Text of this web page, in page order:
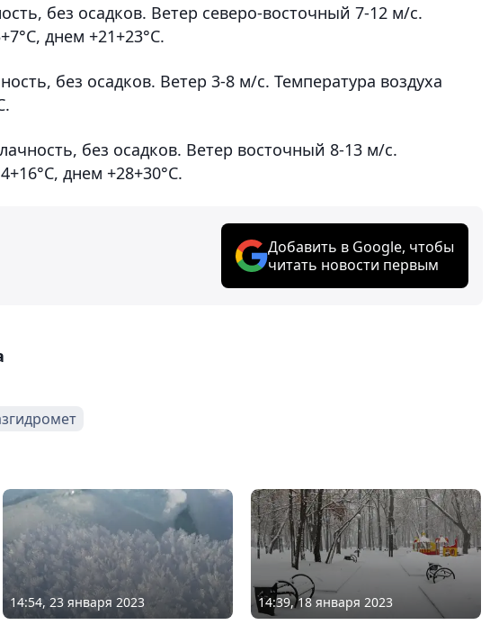
без осадков. Ветер северо-восточный 7-12 м/с.
днем +21+23°С.
без осадков. Ветер 3-8 м/с. Температура воздуха
без осадков. Ветер восточный 8-13 м/с.
днем +28+30°С.
Добавить в Google, чтобы
читать новости первым
14:54, 23 января 2023 14:39, 18 января 2023